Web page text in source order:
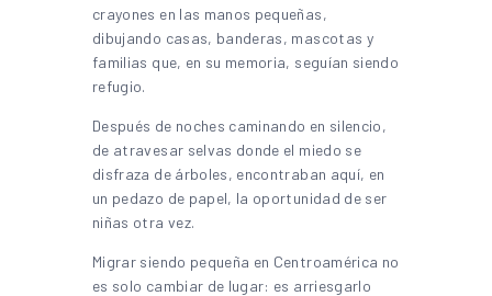
crayones en las manos pequeñas,
dibujando casas, banderas, mascotas y
familias que, en su memoria, seguían siendo
refugio.
Después de noches caminando en silencio,
de atravesar selvas donde el miedo se
disfraza de árboles, encontraban aquí, en
un pedazo de papel, la oportunidad de ser
niñas otra vez.
Migrar siendo pequeña en Centroamérica no
es solo cambiar de lugar: es arriesgarlo